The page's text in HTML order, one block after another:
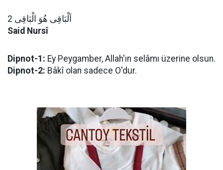
اَلْبَاقِى هُوَ الْبَاقِى 2
Said Nursî
Dipnot-1: Ey Peygamber, Allah'ın selâmı üzerine olsun.
Dipnot-2: Bâkî olan sadece O'dur.